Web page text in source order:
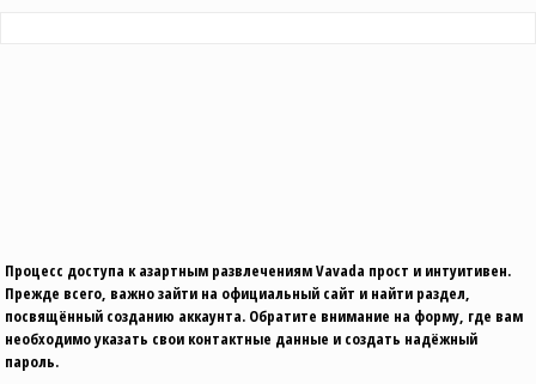
Процесс доступа к азартным развлечениям Vavada прост и интуитивен.
Прежде всего, важно зайти на официальный сайт и найти раздел,
посвящённый созданию аккаунта. Обратите внимание на форму, где вам
необходимо указать свои контактные данные и создать надёжный
пароль.